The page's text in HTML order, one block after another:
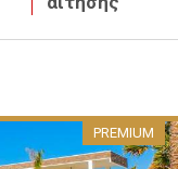
PREMIUM